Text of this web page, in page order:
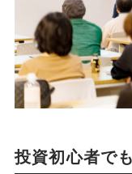
投資初心者で